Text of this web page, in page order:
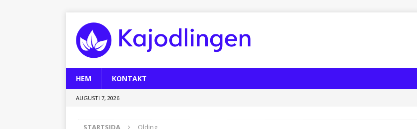
HEM KONTAKT
AUGUSTI 7, 2026
STARTSIDA Olding